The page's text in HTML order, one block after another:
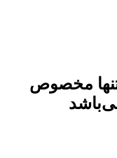
مخصوص